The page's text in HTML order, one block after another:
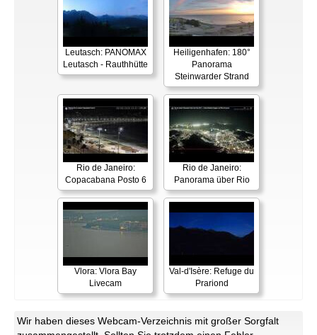
Leutasch: PANOMAX
Leutasch - Rauthhütte
Heiligenhafen: 180°
Panorama
Steinwarder Strand
Rio de Janeiro:
Copacabana Posto 6
Rio de Janeiro:
Panorama über Rio
Vlora: Vlora Bay
Livecam
Val-d'Isère: Refuge du
Prariond
Wir haben dieses Webcam-Verzeichnis mit großer Sorgfalt